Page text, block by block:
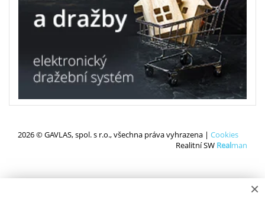
2026 © GAVLAS, spol. s r.o., všechna práva vyhrazena | Cookies
Realitní SW Realman
×